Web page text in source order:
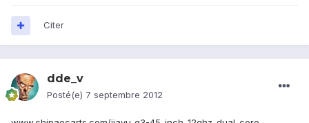
Citer
dde_v
Posté(e) 7 septembre 2012